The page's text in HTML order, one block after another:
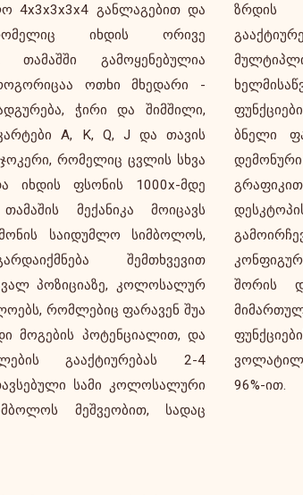
4x3x3x3x4 განლაგებით და
იხდის ორივე
თამაშში გამოყენებულია
ოთხი მხედარი -
ჭირი და შიმშილი,
A, K, Q, J და თავის
რომელიც ცვლის სხვა
იხდის ფსონის 1000x-მდე
მექანიკა მოიცავს
საიდუმლო სიმბოლოს,
შემთხვევით
პოზიციაზე, კოლოსალურ
რომლებიც ფარავენ შუა
მოგების პოტენციალით, და
გააქტიურებას 2-4
სამი კოლოსალური
მეშვეობით, სადაც
ანალოგიურად
ბონუს ბორბალი გვთავაზობს
1000x-მდე, ასევე
„გამართვის“ და „ყიდვის“
სტილი წარმოადგენს
აპოკალიფსის ესთეტიკას
განსაცვიფრებელი
გლუვი ოპტიმიზაციით
და მობილურისთვის. ის
გრილის
მრავალი ფუნქციით, მათ
სიმბოლოებით და ორივე
გადახდებით, და მაღალი
სიხშირით საშუალო
RTP დაახლოებით
96%-ით.